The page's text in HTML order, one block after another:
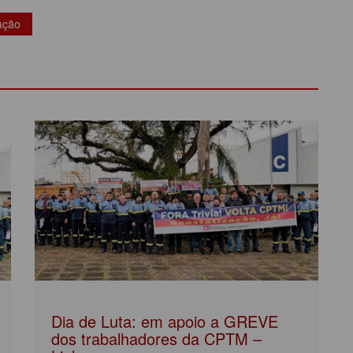
Dia de Luta: em apoio a GREVE
dos trabalhadores da CPTM –